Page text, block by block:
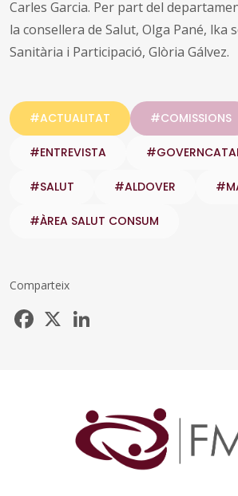
Carles Garcia. Per part del
la consellera de Salut, Olga Pané, lka
Sanitària i Participació, Glòria Gálvez.
#ACTUALITAT #COMISSIONS
#ENTREVISTA
#SALUT #ALDOVER
#ÀREA SALUT CONSUM
Comparteix
Facebook